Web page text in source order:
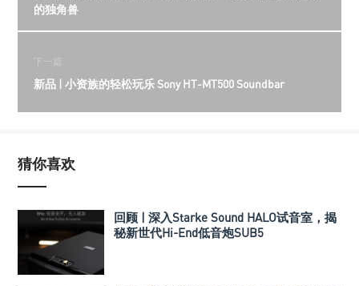
的独角兽
下一篇
新品 | 小资族的轻松玩乐 Sony HT-MT500 Soundbar
猜你喜欢
回顾 | 深入Starke Sound HALO试音室，揭
秘新世代Hi-End低音炮SUB5